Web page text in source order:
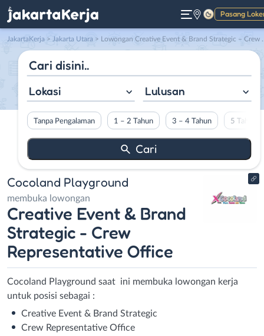
Pasang
Gelap
JakartaKerja > Jakarta Utara > Lowongan Creative Event & Brand Strategic – Crew Representative Office di Cocoland Playground
Lokasi Lulusan
Tanpa Pengalaman 1 – 2 Tahun 3 – 4 Tahun 5 Tahun
Cocoland Playground
membuka lowongan
Creative Event & Brand
Strategic - Crew
Representative Office
Cocoland Playground saat ini membuka lowongan kerja
untuk posisi sebagai :
Creative Event & Brand Strategic
Crew Representative Office